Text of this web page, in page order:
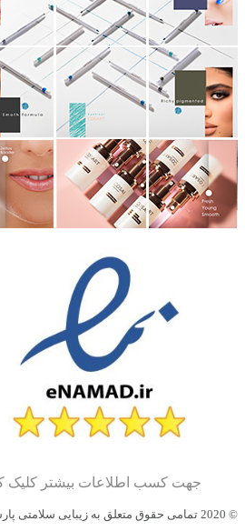
جهت کسب اطلاعات بیشتر کلیک کنید